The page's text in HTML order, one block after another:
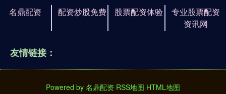
名鼎配资 配资炒股免费 股票配资体验
专业股票配资
资讯网
友情链接：
Powered by 名鼎配资 RSS地图 HTML地图